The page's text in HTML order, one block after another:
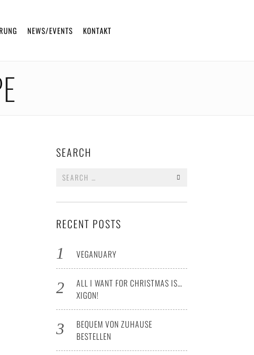
NEWS/EVENTS KONTAKT
SEARCH
Search
RECENT POSTS
VEGANUARY
ALL I WANT FOR CHRISTMAS IS…
XIGON!
BEQUEM VON ZUHAUSE
BESTELLEN